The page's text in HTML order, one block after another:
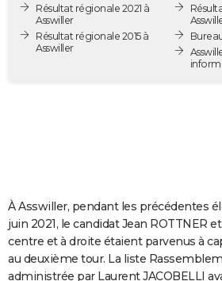
Destinations
City break
Voyage nature
Voyage de noces
Forum
PHOTO
GUIDES D'ACHAT
COPAINS D'AVANT
S'inscrire
Se connecter
Lycées
Collèges
Primaires
Universités
Entreprises
Service militaire
Avis de recherche
AVIS DE DÉCÈS
FORUM
Résultat régionale 2021 à
Asswiller
Résultat régionale 2015 à
Asswiller
À Asswiller, pendant les précédentes
juin 2021, le candidat Jean ROTTNER
centre et à droite étaient parvenus à
au deuxième tour. La liste
administrée par Laurent JACOBELLI